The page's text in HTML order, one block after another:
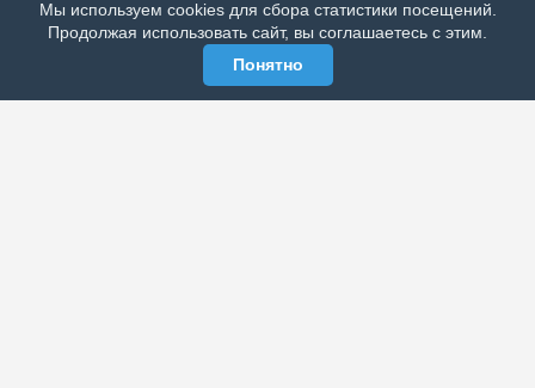
МЫ В СОЦСЕТЯХ
Мы используем cookies для сбора статистики посещений.
Продолжая использовать сайт, вы соглашаетесь с этим.
Понятно